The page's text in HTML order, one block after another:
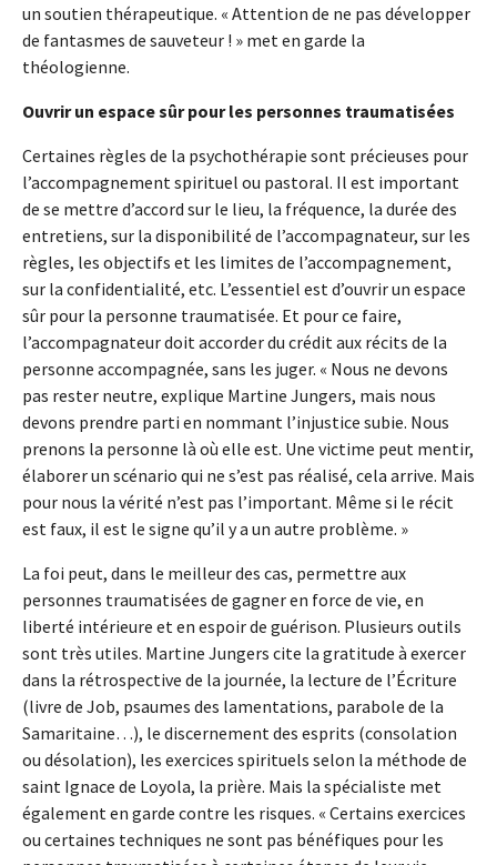
un soutien thérapeutique. « Attention de ne pas développer
de fantasmes de sauveteur ! » met en garde la
théologienne.
Ouvrir un espace sûr pour les personnes traumatisées
Certaines règles de la psychothérapie sont précieuses pour
l’accompagnement spirituel ou pastoral. Il est important
de se mettre d’accord sur le lieu, la fréquence, la durée des
entretiens, sur la disponibilité de l’accompagnateur, sur les
règles, les objectifs et les limites de l’accompagnement,
sur la confidentialité, etc. L’essentiel est d’ouvrir un espace
sûr pour la personne traumatisée. Et pour ce faire,
l’accompagnateur doit accorder du crédit aux récits de la
personne accompagnée, sans les juger. « Nous ne devons
pas rester neutre, explique Martine Jungers, mais nous
devons prendre parti en nommant l’injustice subie. Nous
prenons la personne là où elle est. Une victime peut mentir,
élaborer un scénario qui ne s’est pas réalisé, cela arrive. Mais
pour nous la vérité n’est pas l’important. Même si le récit
est faux, il est le signe qu’il y a un autre problème. »
La foi peut, dans le meilleur des cas, permettre aux
personnes traumatisées de gagner en force de vie, en
liberté intérieure et en espoir de guérison. Plusieurs outils
sont très utiles. Martine Jungers cite la gratitude à exercer
dans la rétrospective de la journée, la lecture de l’Écriture
(livre de Job, psaumes des lamentations, parabole de la
Samaritaine…), le discernement des esprits (consolation
ou désolation), les exercices spirituels selon la méthode de
saint Ignace de Loyola, la prière. Mais la spécialiste met
également en garde contre les risques. « Certains exercices
ou certaines techniques ne sont pas bénéfiques pour les